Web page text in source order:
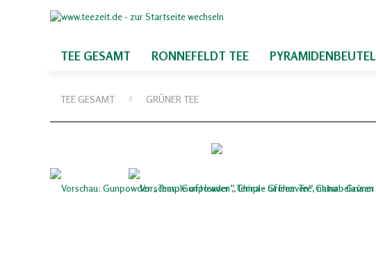
TEE GESAMT RONNEFELDT TEE PYRAMIDENBEUTEL
TEE GESAMT GRÜNER TEE